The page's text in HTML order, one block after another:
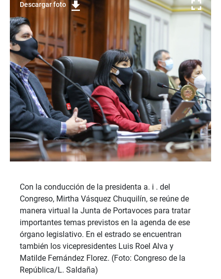
Descargar foto
Con la conducción de la presidenta a. i . del
Congreso, Mirtha Vásquez Chuquilín, se reúne de
manera virtual la Junta de Portavoces para tratar
importantes temas previstos en la agenda de ese
órgano legislativo. En el estrado se encuentran
también los vicepresidentes Luis Roel Alva y
Matilde Fernández Florez. (Foto: Congreso de la
República/L. Saldaña)